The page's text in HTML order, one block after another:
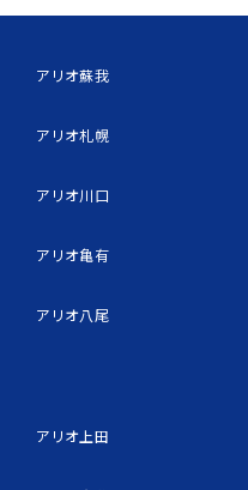
アリオ蘇我
アリオ札幌
アリオ川口
アリオ亀有
アリオ八尾
アリオ上田